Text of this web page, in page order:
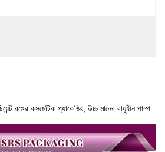
রঙের কসমেটিক প্যাকেজিং, উচ্চ মানের বায়ুহীন পাম্প